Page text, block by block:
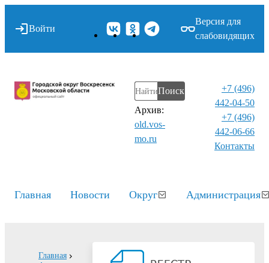
Войти
Версия для
слабовидящих
Поиск
Архив:
old.vos-
mo.ru
+7 (496)
442-04-50
+7 (496)
442-06-66
Контакты⁠
Главная Новости Округ Администрация
Главная